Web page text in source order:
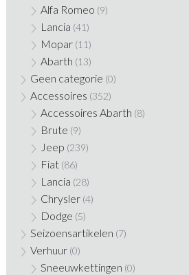
Alfa Romeo (9)
Lancia (41)
Mopar (11)
Abarth (13)
Geen categorie (0)
Accessoires (352)
Accessoires Abarth (8)
Brute (9)
Jeep (239)
Fiat (86)
Lancia (28)
Chrysler (4)
Dodge (5)
Seizoensartikelen (7)
Verhuur (0)
Sneeuwkettingen (0)